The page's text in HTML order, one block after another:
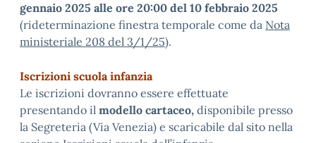
gennaio 2025 alle ore 20:00 del 10 febbraio 2025
(rideterminazione finestra temporale come da Nota
ministeriale 208 del 3/1/25).
Iscrizioni scuola infanzia
Le iscrizioni dovranno essere effettuate
presentando il modello cartaceo, disponibile presso
la Segreteria (Via Venezia) e scaricabile dal sito nella